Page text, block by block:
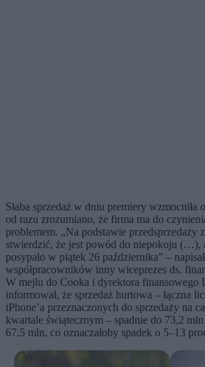
Słaba sprzedaż w dniu premiery
od razu zrozumiano, że firma ma do
problemem. „Na podstawie przedsprzedaży
stwierdzić, że jest powód do niepokoju (…),
posypało w piątek 26 października” –
współpracowników inny wiceprezes ds.
W mejlu do Cooka i dyrektora finansowego
informował, że sprzedaż hurtowa – łączna
iPhone’a przeznaczonych do sprzedaży na
kwartale świątecznym – spadnie do 73,2
67,5 mln, co oznaczałoby spadek o 5–13